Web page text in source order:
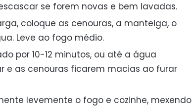
se forem novas e bem lavadas.
coloque as cenouras, a manteiga, o
Leve ao fogo médio.
por 10-12 minutos, ou até a água
e as cenouras ficarem macias ao furar
levemente o fogo e cozinhe, mexendo